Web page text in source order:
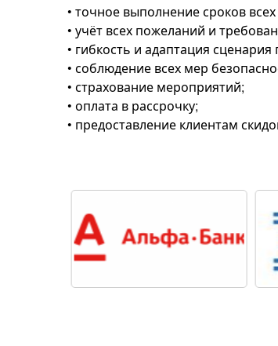
• точное выполнение сроков
• учёт всех пожеланий и
• гибкость и адаптация
• соблюдение всех мер
• страхование мероприятий;
• оплата в рассрочку;
• предоставление клиентам